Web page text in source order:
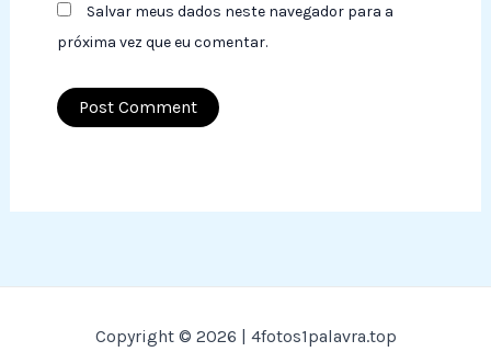
Salvar meus dados neste navegador para a
próxima vez que eu comentar.
Copyright © 2026 | 4fotos1palavra.top